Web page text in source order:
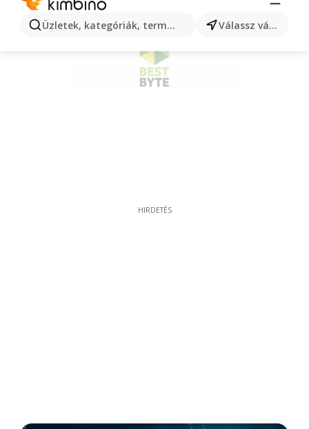
Üzletek, kategóriák, termékek keresése... Válassz várost
HIRDETÉS